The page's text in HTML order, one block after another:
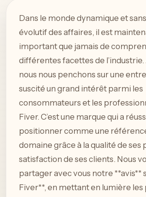
Dans le monde dynamique et
évolutif des affaires, il est
important que jamais de
différentes facettes de l’industrie.
nous nous penchons sur une
suscité un grand intérêt parmi les
consommateurs et les
Fiver. C’est une marque qui a
positionner comme une
domaine grâce à la qualité de ses
satisfaction de ses clients. Nous
partager avec vous notre **avis**
Fiver**, en mettant en lumière